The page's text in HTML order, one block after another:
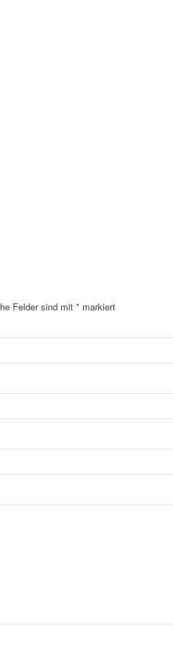
Felder sind mit * markiert